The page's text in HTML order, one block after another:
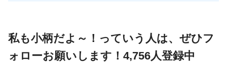
私も小柄だよ～！っていう人は、ぜひフ
ォローお願いします！4,756人登録中